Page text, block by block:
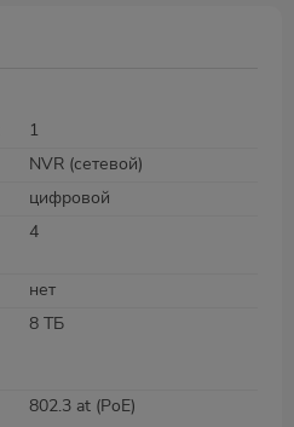
1
NVR (сетевой)
цифровой
4
нет
8 ТБ
802.3 at (PoE)